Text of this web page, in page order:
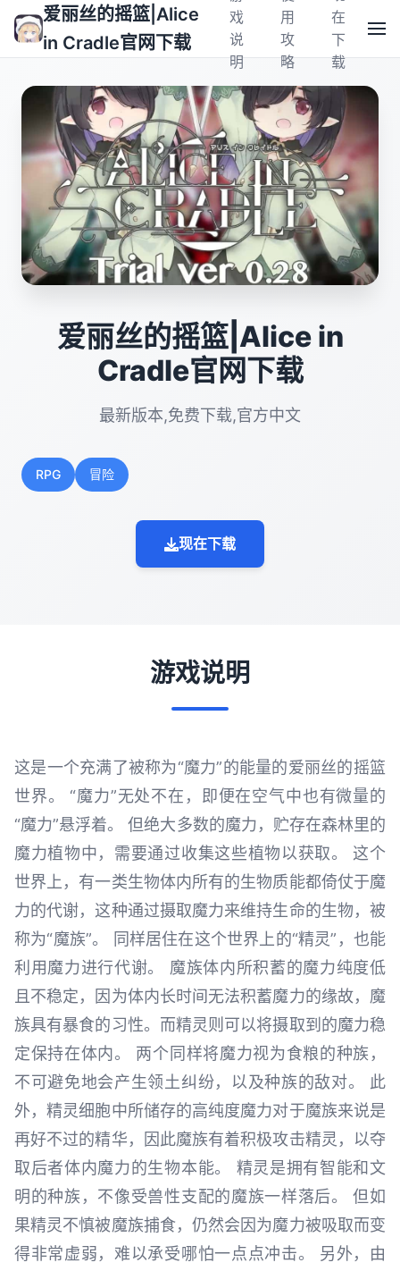
爱丽丝的摇篮|Alice
in Cradle官网下载
戏
说
明
用
攻
略
在
下
载
爱丽丝的摇篮|Alice in
Cradle官网下载
最新版本,免费下载,官方中文
RPG 冒险
现在下载
游戏说明
这是一个充满了被称为“魔力”的能量的爱丽丝的摇篮
世界。 “魔力”无处不在，即便在空气中也有微量的
“魔力”悬浮着。 但绝大多数的魔力，贮存在森林里的
魔力植物中，需要通过收集这些植物以获取。 这个
世界上，有一类生物体内所有的生物质能都倚仗于魔
力的代谢，这种通过摄取魔力来维持生命的生物，被
称为“魔族”。 同样居住在这个世界上的“精灵”，也能
利用魔力进行代谢。 魔族体内所积蓄的魔力纯度低
且不稳定，因为体内长时间无法积蓄魔力的缘故，魔
族具有暴食的习性。而精灵则可以将摄取到的魔力稳
定保持在体内。 两个同样将魔力视为食粮的种族，
不可避免地会产生领土纠纷，以及种族的敌对。 此
外，精灵细胞中所储存的高纯度魔力对于魔族来说是
再好不过的精华，因此魔族有着积极攻击精灵，以夺
取后者体内魔力的生物本能。 精灵是拥有智能和文
明的种族，不像受兽性支配的魔族一样落后。 但如
果精灵不慎被魔族捕食，仍然会因为魔力被吸取而变
得非常虚弱，难以承受哪怕一点点冲击。 另外，由